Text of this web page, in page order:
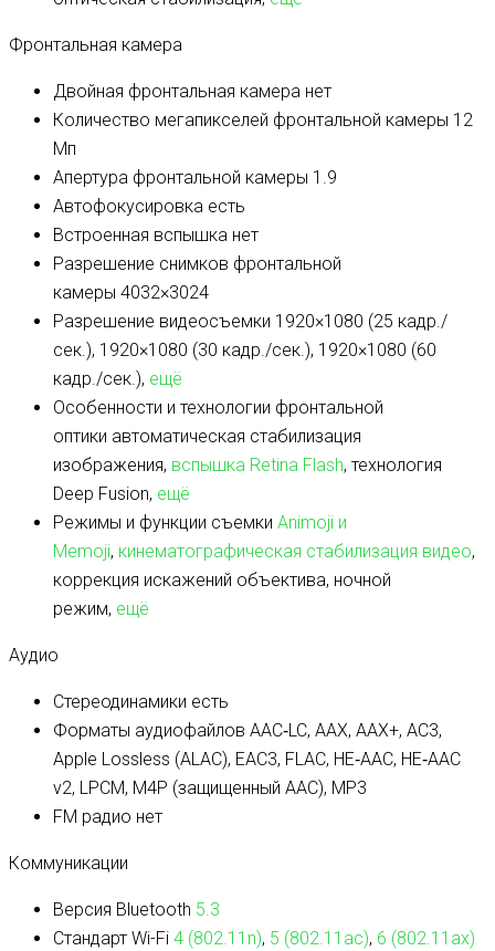
Фронтальная камера
Двойная фронтальная камера нет
Количество мегапикселей фронтальной камеры 12
Мп
Апертура фронтальной камеры 1.9
Автофокусировка есть
Встроенная вспышка нет
Разрешение снимков фронтальной
камеры 4032×3024
Разрешение видеосъемки 1920×1080 (25 кадр./
сек.), 1920×1080 (30 кадр./сек.), 1920×1080 (60
кадр./сек.), ещё
Особенности и технологии фронтальной
оптики автоматическая стабилизация
изображения, вспышка Retina Flash, технология
Deep Fusion, ещё
Режимы и функции съемки Animoji и
Memoji, кинематографическая стабилизация видео,
коррекция искажений объектива, ночной
режим, ещё
Аудио
Стереодинамики есть
Форматы аудиофайлов AAC‑LC, AAX, AAX+, AC3,
Apple Lossless (ALAC), EAC3, FLAC, HE‑AAC, HE‑AAC
v2, LPCM, M4P (защищенный AAC), MP3
FM радио нет
Коммуникации
Версия Bluetooth 5.3
Стандарт Wi-Fi 4 (802.11n), 5 (802.11ac), 6 (802.11ax)